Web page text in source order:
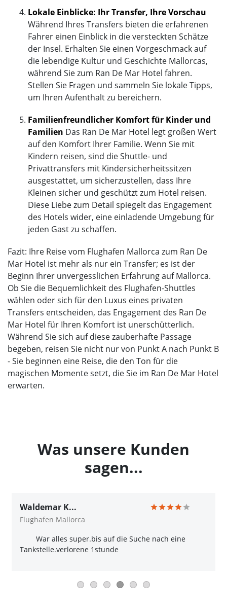
Lokale Einblicke: Ihr Transfer, Ihre Vorschau
Während Ihres Transfers bieten die erfahrenen
Fahrer einen Einblick in die versteckten Schätze
der Insel. Erhalten Sie einen Vorgeschmack auf
die lebendige Kultur und Geschichte Mallorcas,
während Sie zum Ran De Mar Hotel fahren.
Stellen Sie Fragen und sammeln Sie lokale Tipps,
um Ihren Aufenthalt zu bereichern.
Familienfreundlicher Komfort für Kinder und
Familien Das Ran De Mar Hotel legt großen Wert
auf den Komfort Ihrer Familie. Wenn Sie mit
Kindern reisen, sind die Shuttle- und
Privattransfers mit Kindersicherheitssitzen
ausgestattet, um sicherzustellen, dass Ihre
Kleinen sicher und geschützt zum Hotel reisen.
Diese Liebe zum Detail spiegelt das Engagement
des Hotels wider, eine einladende Umgebung für
jeden Gast zu schaffen.
Fazit: Ihre Reise vom Flughafen Mallorca zum Ran De
Mar Hotel ist mehr als nur ein Transfer; es ist der
Beginn Ihrer unvergesslichen Erfahrung auf Mallorca.
Ob Sie die Bequemlichkeit des Flughafen-Shuttles
wählen oder sich für den Luxus eines privaten
Transfers entscheiden, das Engagement des Ran De
Mar Hotel für Ihren Komfort ist unerschütterlich.
Während Sie sich auf diese zauberhafte Passage
begeben, reisen Sie nicht nur von Punkt A nach Punkt B
- Sie beginnen eine Reise, die den Ton für die
magischen Momente setzt, die Sie im Ran De Mar Hotel
erwarten.
Was unsere Kunden
sagen...
Waldemar K...
Flughafen Mallorca
War alles super.bis auf die Suche nach eine
Tankstelle.verlorene 1stunde